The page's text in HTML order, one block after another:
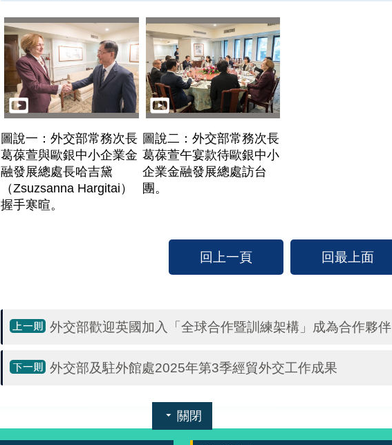
圖說一：外交部常務次長
葛葆萱與歐銀中小企業金
融發展總處長哈吉黛
（Zsuzsanna Hargitai）
握手寒暄。
圖說二：外交部常務次長
葛葆萱午宴款待歐銀中小
企業金融發展總處訪台
團。
回上一頁 回最上面
外交部歡迎英國加入「全球合作暨訓練架構」成為合作夥伴
外交部及駐外館處2025年第3季經貿外交工作成果
關閉